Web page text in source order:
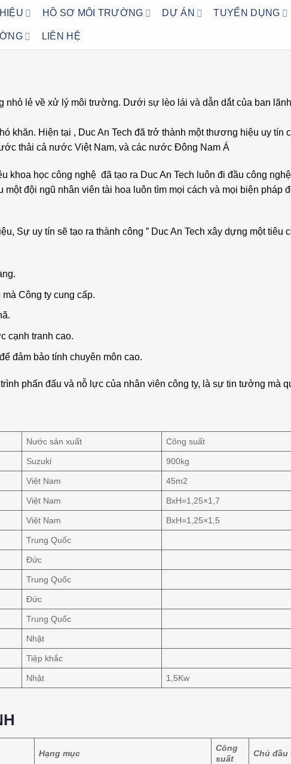
HỒ SƠ MÔI TRƯỜNG DỰ ÁN TUYỂN DỤNG
LIÊN HỆ
nhỏ lẻ về xử lý môi trường. Dưới sự lèo lái và dẫn dắt của ban
khăn. Hiện tại , Duc An Tech đã trở thành một thương hiệu uy tín
thải cả nước Việt Nam, và các nước Đông Nam Á
khoa học công nghệ đã tạo ra Duc An Tech luôn đi đầu công
đội ngũ nhân viên tài hoa luôn tìm mọi cách và mọi biện pháp
Sự uy tín sẽ tạo ra thành công ” Duc An Tech xây dựng một tiêu
Công ty cung cấp.
cạnh tranh cao.
đảm bảo tính chuyên môn cao.
phấn đấu và nỗ lực của nhân viên công ty, là sự tin tưởng mà
Nước sản xuất Công suất
Suzuki 900kg
Việt Nam 45m2
Việt Nam BxH=1,25×1,7
Việt Nam BxH=1,25×1,5
Trung Quốc
Đức
Trung Quốc
Đức
Trung Quốc
Nhật
Tiệp khắc
Nhật 1,5Kw
Hạng mục
Công
suất
Chủ đầu